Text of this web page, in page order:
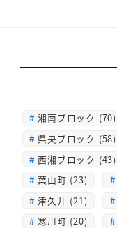
湘南ブロック (70)
県央ブロック (58)
西湘ブロック (43)
葉山町 (23)
津久井 (21)
寒川町 (20)